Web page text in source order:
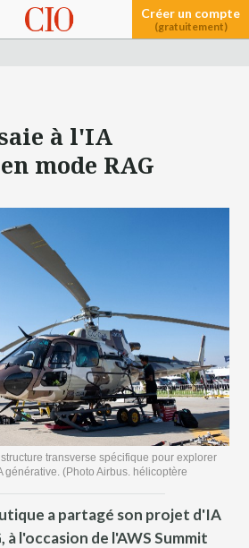
Créer un compte
(gratuitement)
à l'IA
mode RAG
transverse spécifique pour explorer
générative. (Photo Airbus. hélicoptère
a partagé son projet d'IA
à l'occasion de l'AWS Summit